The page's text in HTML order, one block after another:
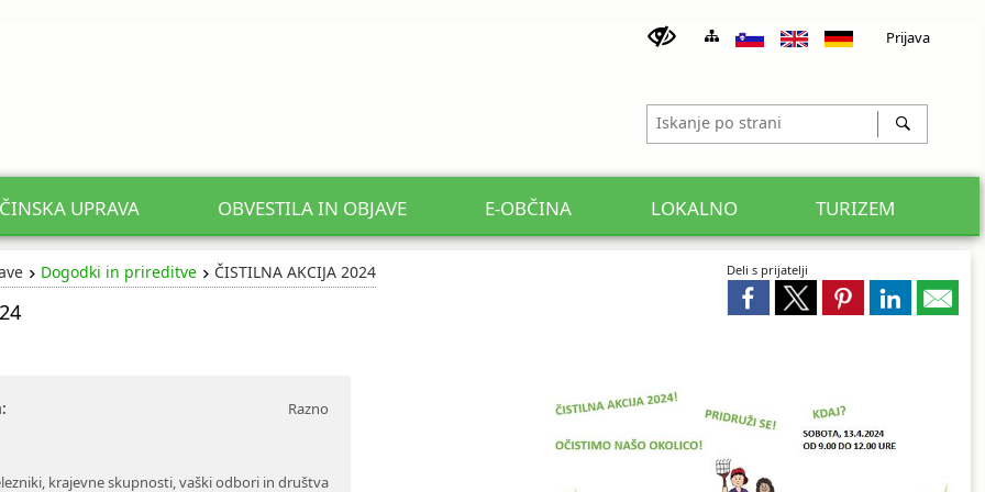
UPRAVA OBVESTILA IN OBJAVE E-OBČINA LOKALNO TURIZEM
Prijava
Deli s prijatelji
Dogodki in prireditve ČISTILNA AKCIJA 2024
Razno
krajevne skupnosti, vaški odbori in društva